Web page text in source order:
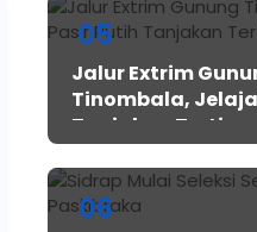
05
Jalur Extrim
Tinombala,
Tanjakan
06